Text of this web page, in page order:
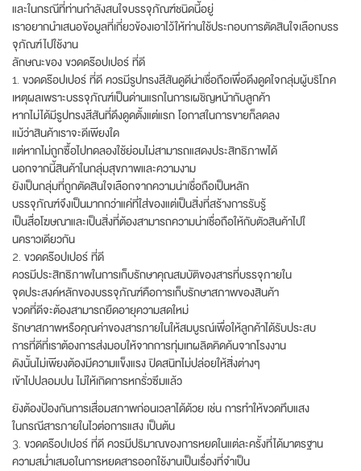
และในกรณีที่ท่านกำลังสนใจบรรจุภัณฑ์ชนิดนี้อยู่
เราอยากนำเสนอข้อมูลที่เกี่ยวข้องเอาไว้ให้ท่านใช้ประกอบการตัดสินใจเลือกบรร
จุภัณฑ์ไปใช้งาน
ลักษณะของ ขวดดร๊อปเปอร์ ที่ดี
1. ขวดดร๊อปเปอร์ ที่ดี ควรมีรูปทรงสีสันดูดีน่าเชื่อถือเพื่อดึงดูดใจกลุ่มผู้บริโภค
เหตุผลเพราะบรรจุภัณฑ์เป็นด่านแรกในการเผชิญหน้ากับลูกค้า
หากไม่ได้มีรูปทรงสีสันที่ดึงดูดตั้งแต่แรก โอกาสในการขายก็ลดลง
แม้ว่าสินค้าเราจะดีเพียงใด
แต่หากไม่ถูกซื้อไปทดลองใช้ย่อมไม่สามารถแสดงประสิทธิภาพได้
นอกจากนี้สินค้าในกลุ่มสุขภาพและความงาม
ยังเป็นกลุ่มที่ถูกตัดสินใจเลือกจากความน่าเชื่อถือเป็นหลัก
บรรจุภัณฑ์จึงเป็นมากกว่าแค่ที่ใส่ของแต่เป็นสิ่งที่สร้างการรับรู้
เป็นสื่อโฆษณาและเป็นสิ่งที่ต้องสามารถความน่าเชื่อถือให้กับตัวสินค้าไปใ
นคราวเดียวกัน
2. ขวดดร๊อปเปอร์ ที่ดี
ควรมีประสิทธิภาพในการเก็บรักษาคุณสมบัติของสารที่บรรจุภายใน
จุดประสงค์หลักของบรรจุภัณฑ์คือการเก็บรักษาสภาพของสินค้า
ขวดที่ดีจะต้องสามารถยืดอายุความสดใหม่
รักษาสภาพหรือคุณค่าของสารภายในให้สมบูรณ์เพื่อให้ลูกค้าได้รับประสบ
การที่ดีที่เราต้องการส่งมอบให้จากการทุ่มเทผลิตคิดค้นจากโรงงาน
ดังนั้นไม่เพียงต้องมีความแข็งแรง ปิดสนิทไม่ปล่อยให้สิ่งต่างๆ
เข้าไปปลอมปน ไม่ให้เกิดการหกรั่วซึมแล้ว
ยังต้องป้องกันการเสื่อมสภาพก่อนเวลาได้ด้วย เช่น การทำให้ขวดทึบแสง
ในกรณีสารภายในไวต่อการแสง เป็นต้น
3. ขวดดร๊อปเปอร์ ที่ดี ควรมีปริมาณของการหยดในแต่ละครั้งที่ได้มาตรฐาน
ความสม่ำเสมอในการหยดสารออกใช้งานเป็นเรื่องที่จำเป็น